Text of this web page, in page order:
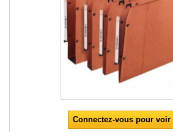
Connectez-vous pour